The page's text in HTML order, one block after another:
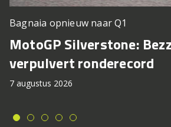
Bagnaia opnieuw naar Q1
MotoGP Silverstone:
verpulvert ronderecord
7 augustus 2026